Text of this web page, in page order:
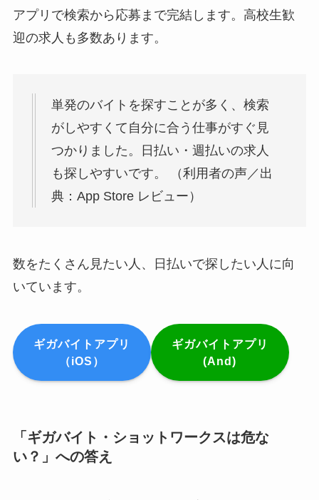
アプリで検索から応募まで完結します。高校生歓
迎の求人も多数あります。
単発のバイトを探すことが多く、検索
がしやすくて自分に合う仕事がすぐ見
つかりました。日払い・週払いの求人
も探しやすいです。 （利用者の声／出
典：App Store レビュー）
数をたくさん見たい人、日払いで探したい人に向
いています。
ギガバイトアプリ
（iOS）
ギガバイトアプリ
(And)
「ギガバイト・ショットワークスは危な
い？」への答え